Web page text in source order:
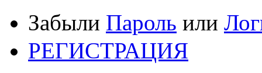
Забыли Пароль или
РЕГИСТРАЦИЯ